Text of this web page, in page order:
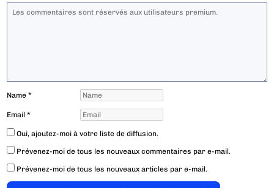
Name*
Email*
Oui, ajoutez-moi à votre liste de diffusion.
Prévenez-moi de tous les nouveaux commentaires par e-mail.
Prévenez-moi de tous les nouveaux articles par e-mail.